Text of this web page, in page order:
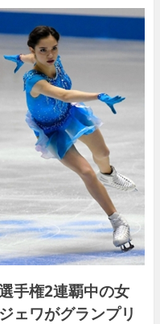
手権2連覇中の女
ェワがグランプリ